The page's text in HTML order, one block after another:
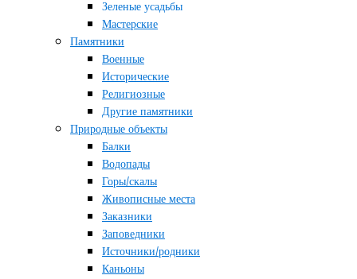
Зеленые усадьбы
Мастерские
Памятники
Военные
Исторические
Религиозные
Другие памятники
Природные объекты
Балки
Водопады
Горы/скалы
Живописные места
Заказники
Заповедники
Источники/родники
Каньоны